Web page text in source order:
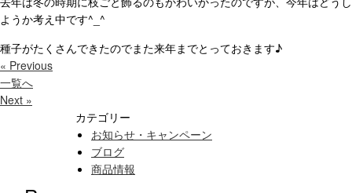
ようか考え中です^_^
種子がたくさんできたのでまた来年までとっておきます♪
« Previous
一覧へ
Next »
カテゴリー
お知らせ・キャンペーン
ブログ
商品情報